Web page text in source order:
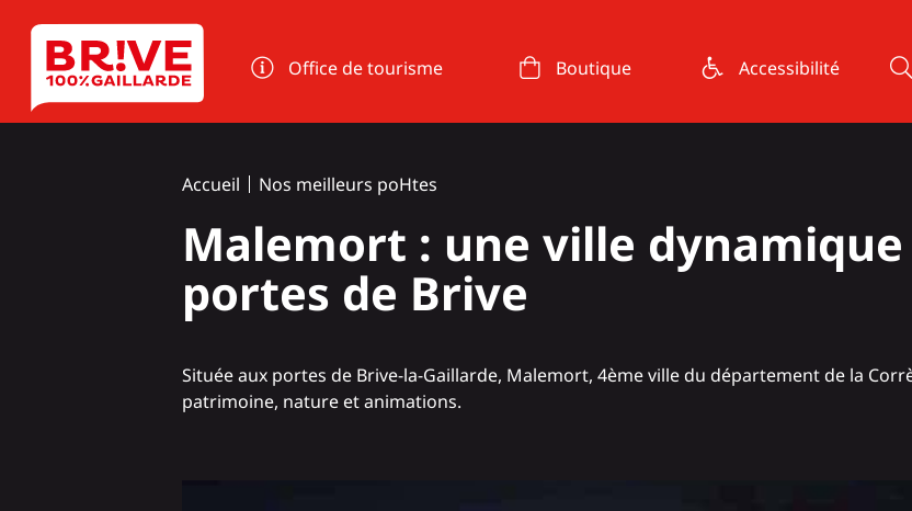
Office de tourisme Boutique Accessibilité
Accueil Nos meilleurs poHtes
Malemort : une ville
portes de Brive
Située aux portes de Brive-la-Gaillarde, Malemort, 4ème ville du département de la
patrimoine, nature et animations.